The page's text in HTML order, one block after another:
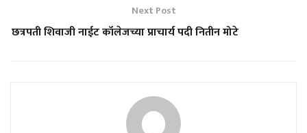
Next Post
छत्रपती शिवाजी नाईट कॉलेजच्या प्राचार्य पदी नितीन मोटे